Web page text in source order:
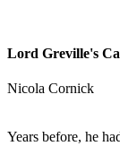
Lord Greville's
Nicola Cornick
Years before, he